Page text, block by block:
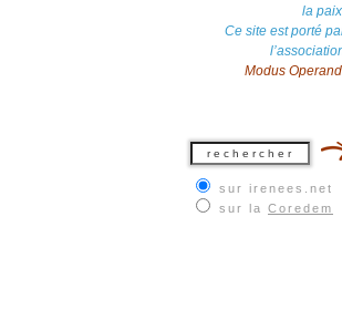
la
Ce site est porté
Modus
sur irenees.net
sur la Coredem